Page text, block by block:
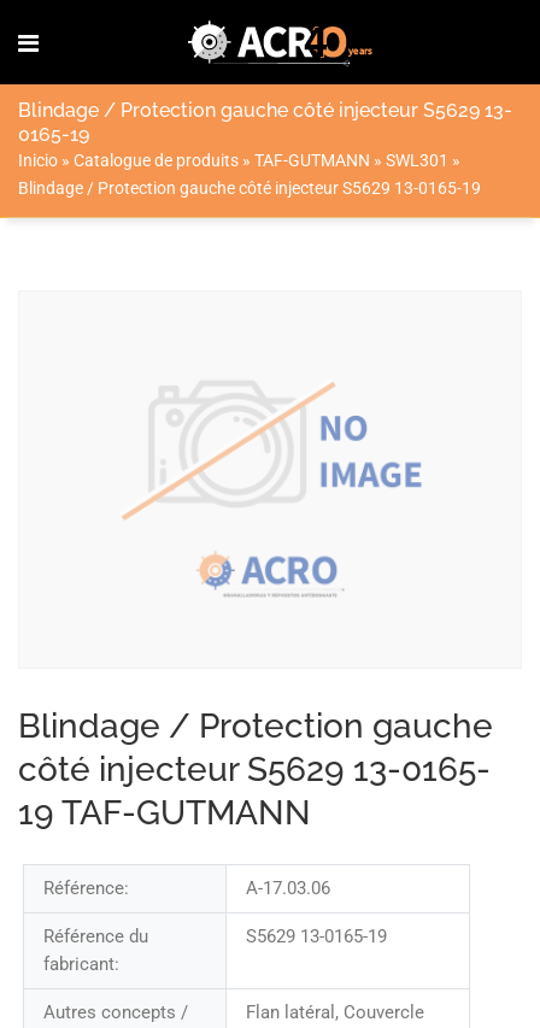
Blindage / Protection gauche côté injecteur S5629 13-
0165-19
Inicio » Catalogue de produits » TAF-GUTMANN » SWL301 »
Blindage / Protection gauche côté injecteur S5629 13-0165-19
Blindage / Protection gauche
côté injecteur S5629 13-0165-
19 TAF-GUTMANN
Référence: A-17.03.06
Référence du
fabricant:
S5629 13-0165-19
Autres concepts /
Flan latéral, Couvercle